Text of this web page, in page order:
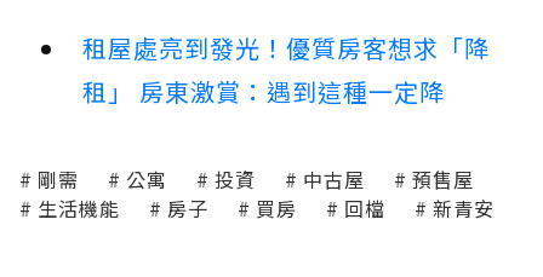
租屋處亮到發光！優質房客想求「降
租」 房東激賞：遇到這種一定降
剛需 公寓 投資 中古屋
預售屋
生活機能
房子 買房 回檔 新青安